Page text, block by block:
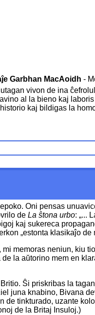
Garbhan MacAoidh -
vivon de ina
al la bieno kaj
kaj bildigas la
Oni pensas
deLa ŝtona urbo: „...
kaj sukereca
„estonta klasikaĵo de
memoras neniun, kiu
la aŭtorino mem en
Ŝi priskribas la
juna knabino, Bivana
tinkturado, uzante
de la Britaj Insuloj.)